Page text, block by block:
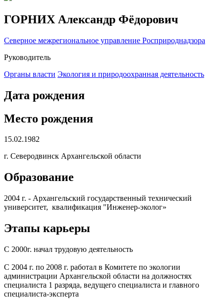
ГОРНИХ Александр Фёдорович
Северное межрегиональное управление Росприроднадзора
Руководитель
Органы власти Экология и природоохранная деятельность
Дата рождения
Место рождения
15.02.1982
г. Северодвинск Архангельской области
Образование
2004 г. - Архангельский государственный технический
университет, квалификация "Инженер-эколог»
Этапы карьеры
С 2000г. начал трудовую деятельность
С 2004 г. по 2008 г. работал в Комитете по экологии
администрации Архангельской области на должностях
специалиста 1 разряда, ведущего специалиста и главного
специалиста-эксперта